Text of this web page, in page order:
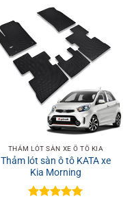
THẢM LÓT SÀN XE Ô TÔ KIA
Thảm lót sàn ô tô KATA xe
Kia Morning